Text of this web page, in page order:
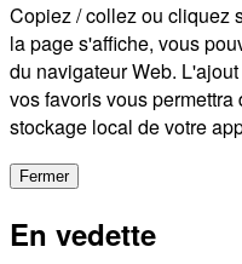
Copiez / collez ou cliquez
la page s'affiche, vous
du navigateur Web.
vos favoris vous
stockage local de votre
Fermer
En vedette